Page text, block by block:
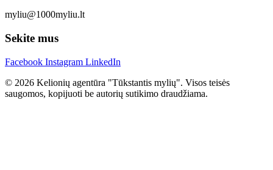
myliu@1000myliu.lt
Sekite mus
Facebook Instagram LinkedIn
© 2026 Kelionių agentūra "Tūkstantis mylių". Visos teisės
saugomos, kopijuoti be autorių sutikimo draudžiama.